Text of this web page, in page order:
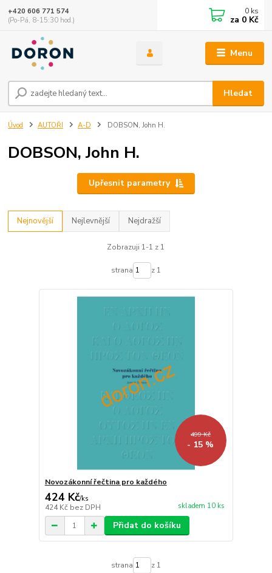
Menu
Hledat
+420 606 771 574
(Po-Pá, 8-15:30 hod.)
0 ks
za 0 Kč
Úvod AUTOŘI A-D DOBSON, John H.
DOBSON, John H.
Upřesnit parametry
Nejnovější Nejlevnější Nejdražší
Zobrazuji 1-1 z 1
strana z 1
499 Kč
- 15 %
Novozákonní řečtina pro každého
424 Kč/ks
424 Kč bez DPH skladem 10 ks
Přidat do košíku
strana z 1